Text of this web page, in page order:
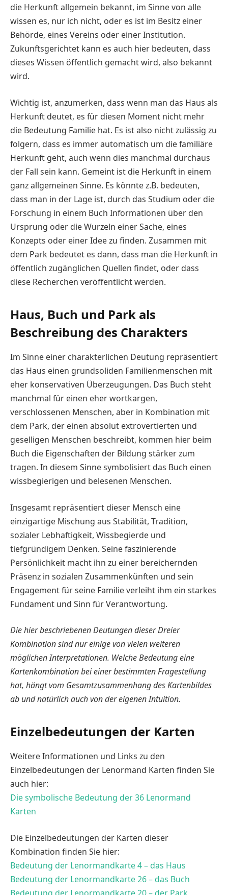
die Herkunft allgemein bekannt, im Sinne von alle
wissen es, nur ich nicht, oder es ist im Besitz einer
Behörde, eines Vereins oder einer Institution.
Zukunftsgerichtet kann es auch hier bedeuten, dass
dieses Wissen öffentlich gemacht wird, also bekannt
wird.
Wichtig ist, anzumerken, dass wenn man das Haus als
Herkunft deutet, es für diesen Moment nicht mehr
die Bedeutung Familie hat. Es ist also nicht zulässig zu
folgern, dass es immer automatisch um die familiäre
Herkunft geht, auch wenn dies manchmal durchaus
der Fall sein kann. Gemeint ist die Herkunft in einem
ganz allgemeinen Sinne. Es könnte z.B. bedeuten,
dass man in der Lage ist, durch das Studium oder die
Forschung in einem Buch Informationen über den
Ursprung oder die Wurzeln einer Sache, eines
Konzepts oder einer Idee zu finden. Zusammen mit
dem Park bedeutet es dann, dass man die Herkunft in
öffentlich zugänglichen Quellen findet, oder dass
diese Recherchen veröffentlicht werden.
Haus, Buch und Park als
Beschreibung des Charakters
Im Sinne einer charakterlichen Deutung repräsentiert
das Haus einen grundsoliden Familienmenschen mit
eher konservativen Überzeugungen. Das Buch steht
manchmal für einen eher wortkargen,
verschlossenen Menschen, aber in Kombination mit
dem Park, der einen absolut extrovertierten und
geselligen Menschen beschreibt, kommen hier beim
Buch die Eigenschaften der Bildung stärker zum
tragen. In diesem Sinne symbolisiert das Buch einen
wissbegierigen und belesenen Menschen.
Insgesamt repräsentiert dieser Mensch eine
einzigartige Mischung aus Stabilität, Tradition,
sozialer Lebhaftigkeit, Wissbegierde und
tiefgründigem Denken. Seine faszinierende
Persönlichkeit macht ihn zu einer bereichernden
Präsenz in sozialen Zusammenkünften und sein
Engagement für seine Familie verleiht ihm ein starkes
Fundament und Sinn für Verantwortung.
Die hier beschriebenen Deutungen dieser Dreier
Kombination sind nur einige von vielen weiteren
möglichen Interpretationen. Welche Bedeutung eine
Kartenkombination bei einer bestimmten Fragestellung
hat, hängt vom Gesamtzusammenhang des Kartenbildes
ab und natürlich auch von der eigenen Intuition.
Einzelbedeutungen der Karten
Weitere Informationen und Links zu den
Einzelbedeutungen der Lenormand Karten finden Sie
auch hier:
Die symbolische Bedeutung der 36 Lenormand
Karten
Die Einzelbedeutungen der Karten dieser
Kombination finden Sie hier:
Bedeutung der Lenormandkarte 4 – das Haus
Bedeutung der Lenormandkarte 26 – das Buch